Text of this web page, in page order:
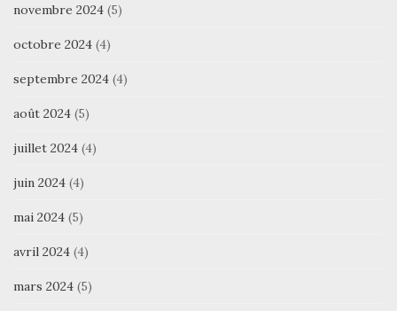
novembre 2024 (5)
octobre 2024 (4)
septembre 2024 (4)
août 2024 (5)
juillet 2024 (4)
juin 2024 (4)
mai 2024 (5)
avril 2024 (4)
mars 2024 (5)